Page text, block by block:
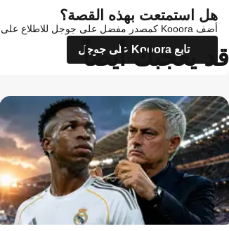
هل استمتعت بهذه القصة؟
أضف Kooora كمصدر مفضل على جوجل للاطلاع على المزيد من تقاريرنا
تابع Kooora على جوجل
قد يعجبك أيضاً